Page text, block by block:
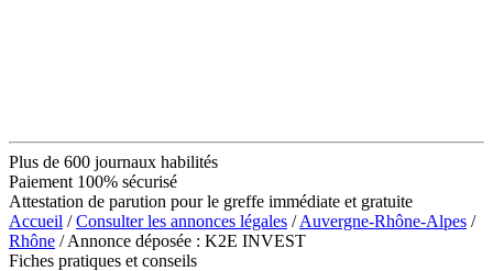
Plus de 600 journaux habilités
Paiement 100% sécurisé
Attestation de parution pour le greffe immédiate et gratuite
Accueil /Consulter les annonces légales /Auvergne-Rhône-Alpes /
Rhône / Annonce déposée : K2E INVEST
Fiches pratiques et conseils